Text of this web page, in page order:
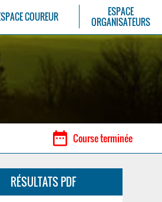
COUREUR
ESPACE
ORGANISATEURS
date_range Course terminée
RÉSULTATS PDF